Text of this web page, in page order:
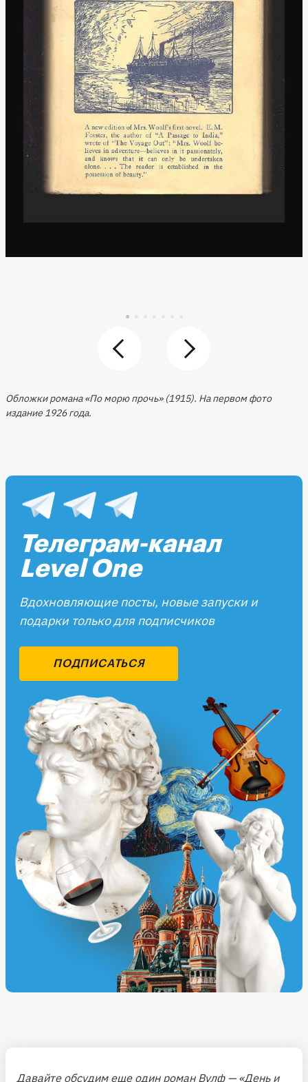
Обложки романа «По морю прочь» (1915). На первом фото
издание 1926 года.
Телеграм-канал
Level One
Вдохновляющие посты, новые запуски и
подарки только для подписчиков
ПОДПИСАТЬСЯ
Давайте обсудим еще один роман Вулф — «День и